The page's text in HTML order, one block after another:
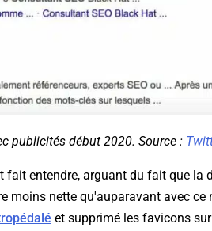
publicités début 2020. Source :
fait entendre, arguant du fait que la
moins nette qu'auparavant avec ce
et supprimé les favicons